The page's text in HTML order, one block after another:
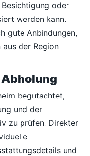
oder
werden kann.
gute Anbindungen,
der Region
begutachtet,
und der
zu prüfen. Direkter
und